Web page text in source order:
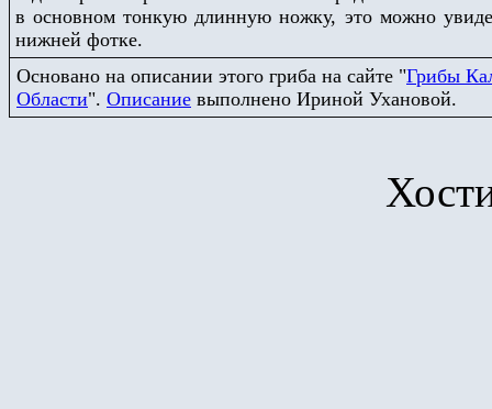
в основном тонкую длинную ножку, это можно
нижней фотке.
Основано на описании этого гриба на сайте "Грибы
Области". Описание выполнено Ириной Ухановой.